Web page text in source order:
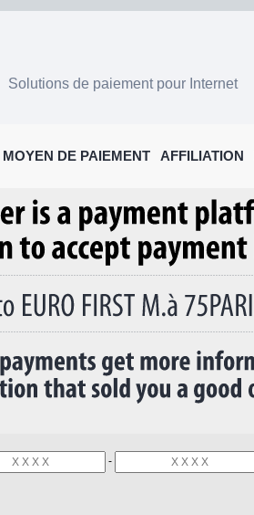
Solutions de paiement pour Internet
MOYEN DE PAIEMENT AFFILIATION
-